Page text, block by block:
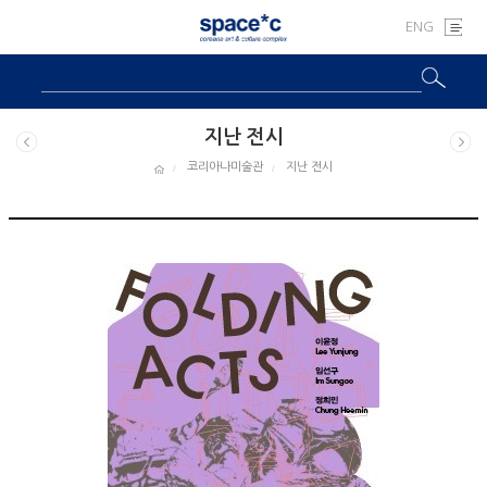
ENG
지난 전시
코리아나미술관 지난 전시